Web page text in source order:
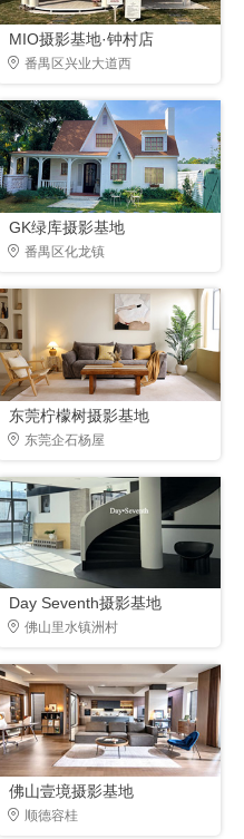
MIO摄影基地·钟村店
番禺区兴业大道西
GK绿库摄影基地
番禺区化龙镇
东莞柠檬树摄影基地
东莞企石杨屋
Day Seventh摄影基地
佛山里水镇洲村
佛山壹境摄影基地
顺德容桂